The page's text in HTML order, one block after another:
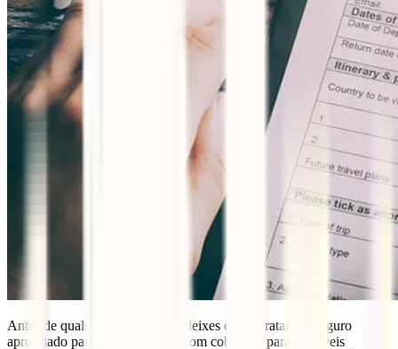
Antes de qualquer viagem, não deixes de contratar um seguro
apropriado para o teu destino e com cobertura para possíveis